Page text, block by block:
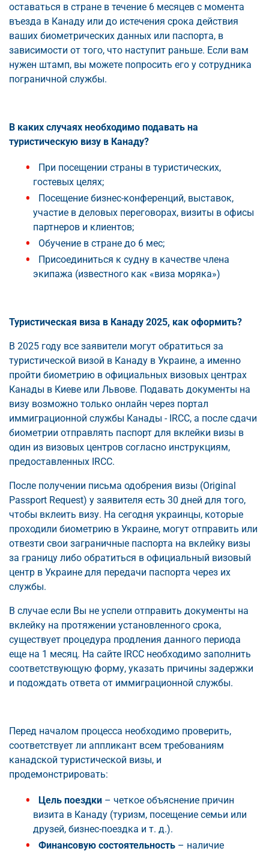
оставаться в стране в течение 6 месяцев с момента
въезда в Канаду или до истечения срока действия
ваших биометрических данных или паспорта, в
зависимости от того, что наступит раньше. Если вам
нужен штамп, вы можете попросить его у сотрудника
пограничной службы.
В каких случаях необходимо подавать на
туристическую визу в Канаду?
При посещении страны в туристических,
гостевых целях;
Посещение бизнес-конференций, выставок,
участие в деловых переговорах, визиты в офисы
партнеров и клиентов;
Обучение в стране до 6 мес;
Присоединиться к судну в качестве члена
экипажа (известного как «виза моряка»)
Туристическая виза в Канаду 2025, как оформить?
В 2025 году все заявители могут обратиться за
туристической визой в Канаду в Украине, а именно
пройти биометрию в официальных визовых центрах
Канады в Киеве или Львове. Подавать документы на
визу возможно только онлайн через портал
иммиграционной службы Канады - IRCC, а после сдачи
биометрии отправлять паспорт для вклейки визы в
один из визовых центров согласно инструкциям,
предоставленных IRCC.
После получении письма одобрения визы (Original
Passport Request) у заявителя есть 30 дней для того,
чтобы вклеить визу. На сегодня украинцы, которые
проходили биометрию в Украине, могут отправить или
отвезти свои заграничные паспорта на вклейку визы
за границу либо обратиться в официальный визовый
центр в Украине для передачи паспорта через их
службы.
В случае если Вы не успели отправить документы на
вклейку на протяжении установленного срока,
существует процедура продления данного периода
еще на 1 месяц. На сайте IRCC необходимо заполнить
соответствующую форму, указать причины задержки
и подождать ответа от иммиграционной службы.
Перед началом процесса необходимо проверить,
соответствует ли аппликант всем требованиям
канадской туристической визы, и
продемонстрировать:
Цель поездки – четкое объяснение причин
визита в Канаду (туризм, посещение семьи или
друзей, бизнес-поездка и т. д.).
Финансовую состоятельность – наличие